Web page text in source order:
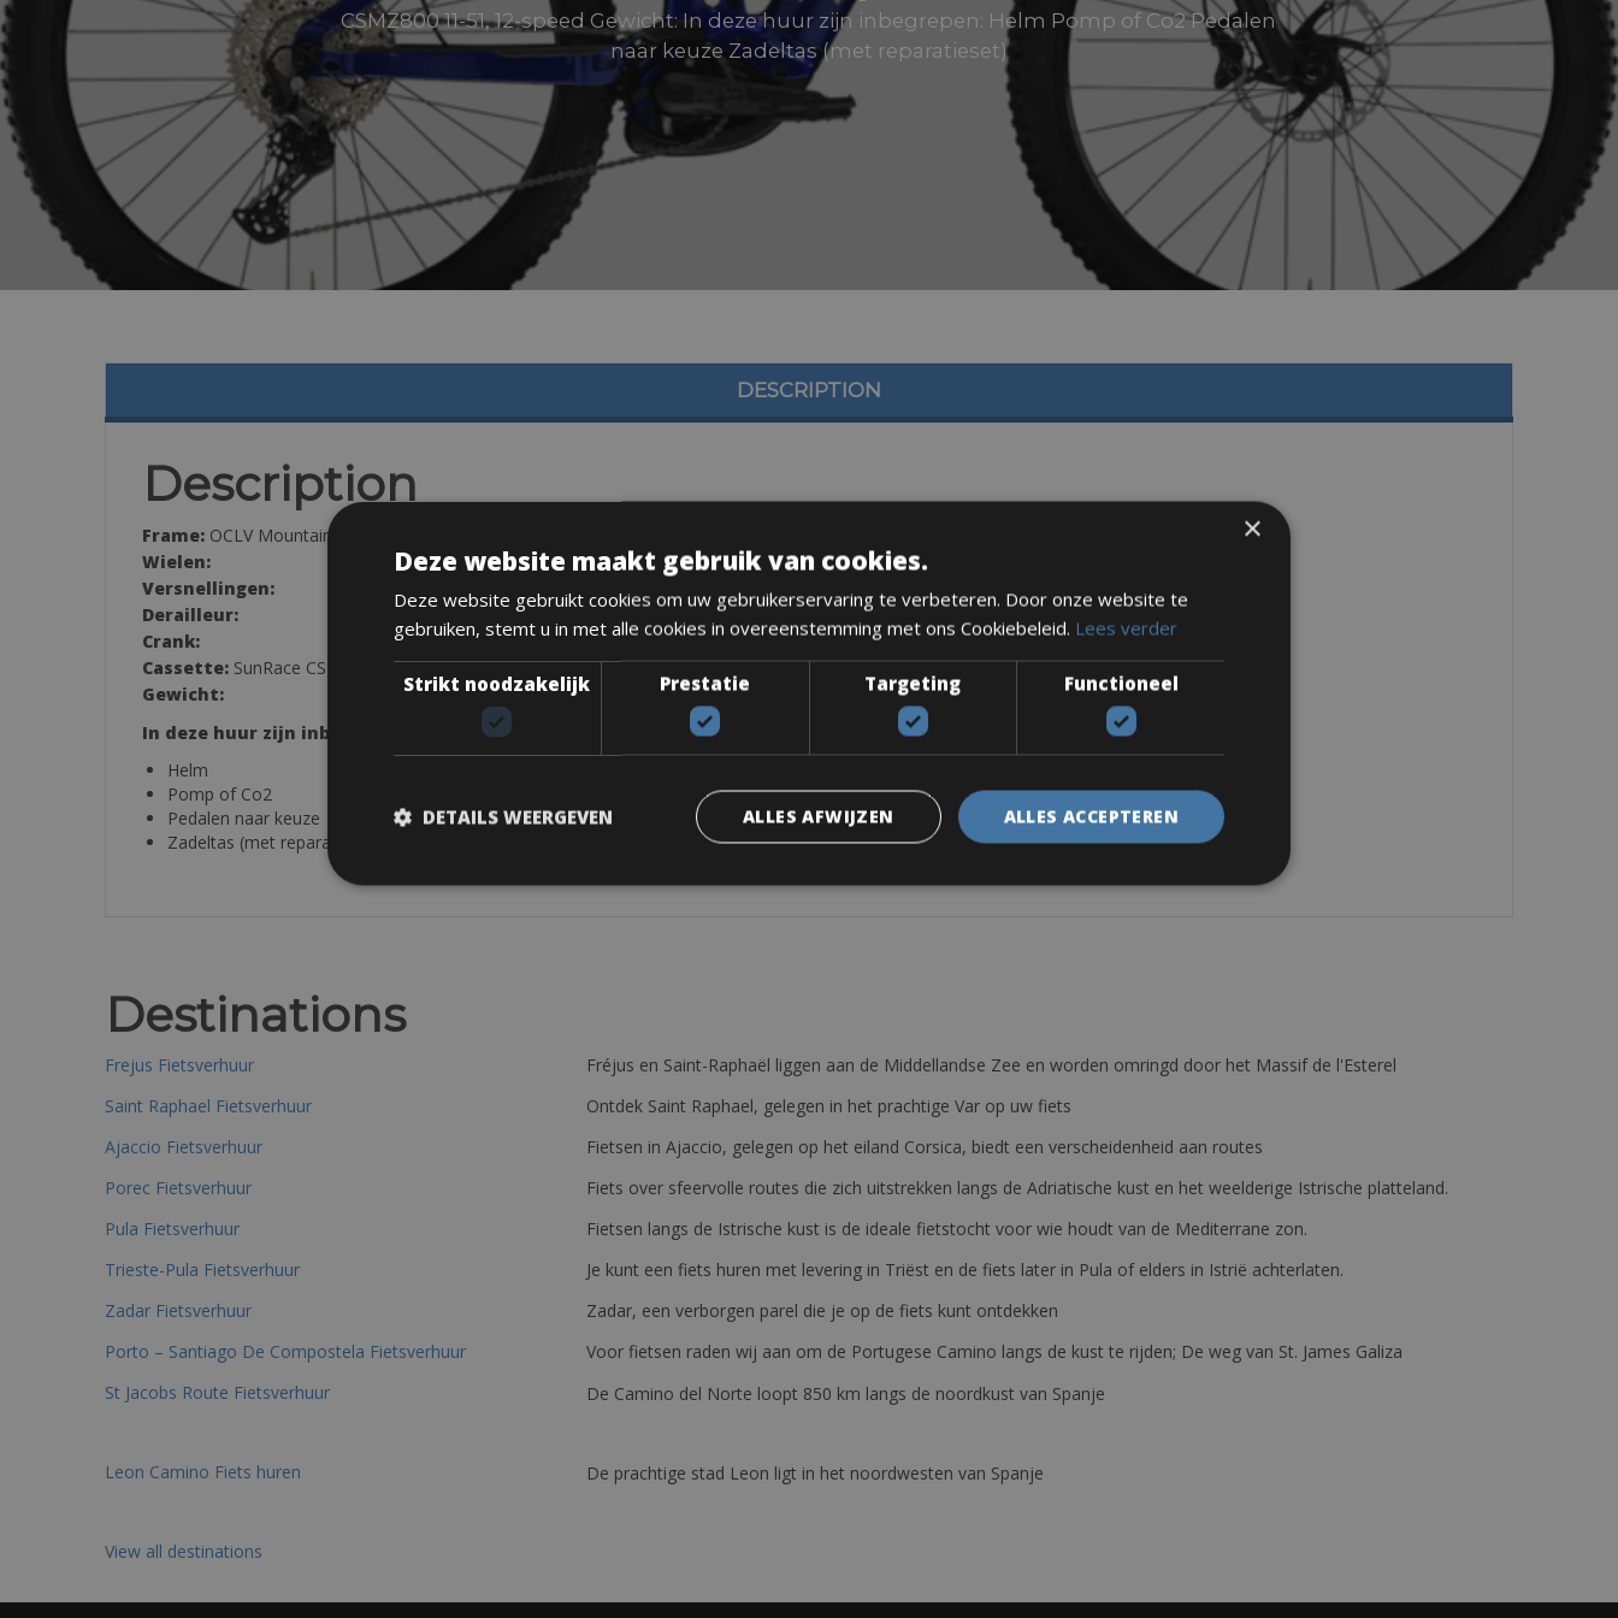
CSMZ800 11-51, 12-speed Gewicht: In deze huur zijn inbegrepen: Helm Pomp of Co2 Pedalen
naar keuze Zadeltas (met reparatieset)
DESCRIPTION
Description
Frame: OCLV Mountain Carbon
Wielen:
Versnellingen:
Derailleur:
Crank:
Cassette: SunRace CSMZ800 11-51, 12-speed
Gewicht:
In deze huur zijn inbegrepen:
Helm
Pomp of Co2
Pedalen naar keuze
Zadeltas (met reparatieset)
Destinations
Frejus Fietsverhuur
Fréjus en Saint-Raphaël liggen aan de Middellandse Zee en worden omringd door het Massif de l'Esterel
Saint Raphael Fietsverhuur
Ontdek Saint Raphael, gelegen in het prachtige Var op uw fiets
Ajaccio Fietsverhuur
Fietsen in Ajaccio, gelegen op het eiland Corsica, biedt een verscheidenheid aan routes
Porec Fietsverhuur
Fiets over sfeervolle routes die zich uitstrekken langs de Adriatische kust en het weelderige Istrische platteland.
Pula Fietsverhuur
Fietsen langs de Istrische kust is de ideale fietstocht voor wie houdt van de Mediterrane zon.
Trieste-Pula Fietsverhuur
Je kunt een fiets huren met levering in Triëst en de fiets later in Pula of elders in Istrië achterlaten.
Zadar Fietsverhuur
Zadar, een verborgen parel die je op de fiets kunt ontdekken
Porto – Santiago De Compostela Fietsverhuur
Voor fietsen raden wij aan om de Portugese Camino langs de kust te rijden; De weg van St. James Galiza
St Jacobs Route Fietsverhuur
De Camino del Norte loopt 850 km langs de noordkust van Spanje
Leon Camino Fiets huren De prachtige stad Leon ligt in het noordwesten van Spanje
View all destinations
×
Deze website maakt gebruik van cookies.
Deze website gebruikt cookies om uw gebruikerservaring te verbeteren. Door onze website te
gebruiken, stemt u in met alle cookies in overeenstemming met ons Cookiebeleid. Lees verder
Strikt noodzakelijk Prestatie Targeting Functioneel
ALLES ACCEPTEREN
ALLES AFWIJZEN
DETAILS WEERGEVEN